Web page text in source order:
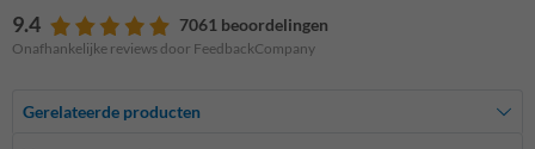
9.4 7061 beoordelingen
Onafhankelijke reviews door FeedbackCompany
Gerelateerde producten